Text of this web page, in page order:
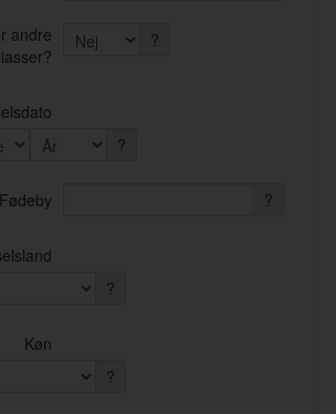
andre
?
?
Fødeby ?
?
Køn
?